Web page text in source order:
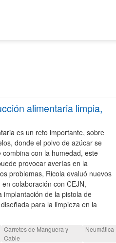
alimentaria limpia,
es un reto importante, sobre
donde el polvo de azúcar se
con la humedad, este
provocar averías en la
problemas, Ricola evaluó nuevos
colaboración con CEJN,
de la pistola de
para la limpieza en la
Carretes de Manguera y
Cable
Neumática